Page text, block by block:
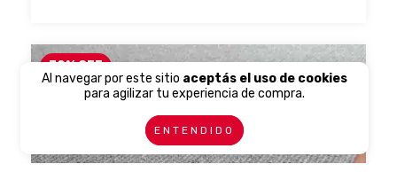
Al navegar por este sitio aceptás el uso de cookies
para agilizar tu experiencia de compra.
ENTENDIDO
30%OFF